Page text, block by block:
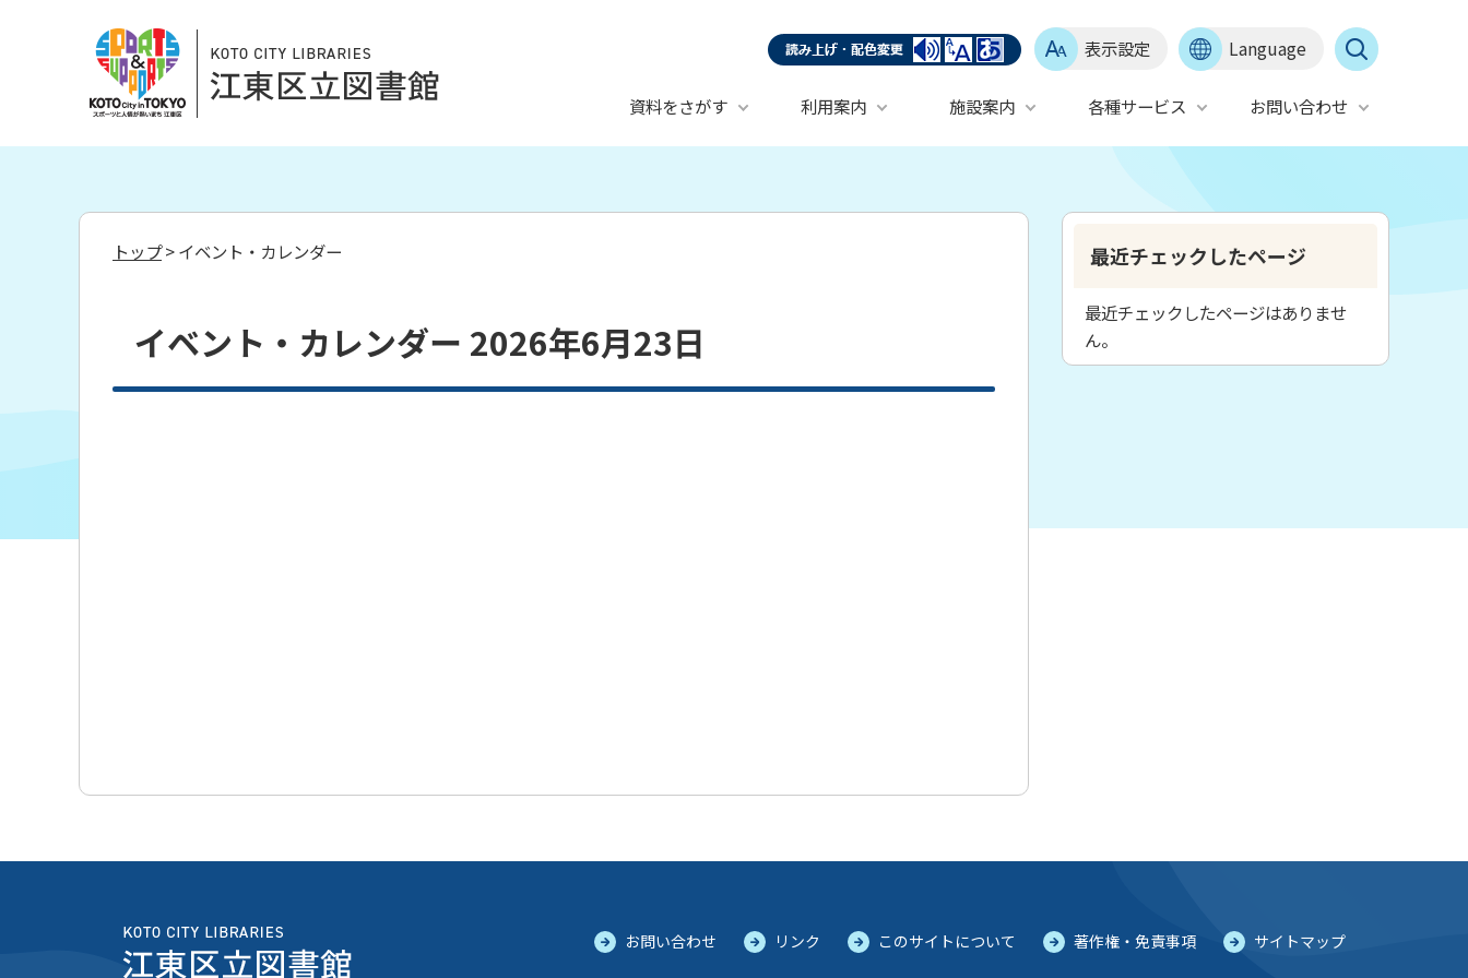
表示設定 Language
資料をさがす 利用案内 施設案内 各種サービス お問い合わせ
トップ> イベント・カレンダー
イベント・カレンダー 2026年6月23日
最近チェックしたページ
最近チェックしたページはありませ
ん。
お問い合わせ リンク このサイトについて 著作権・免責事項 サイトマップ